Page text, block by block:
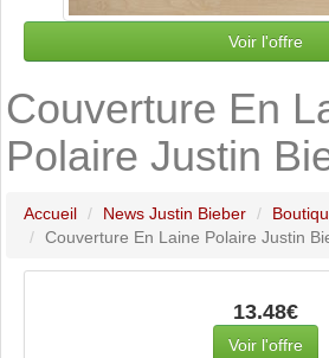
Voir l'offre
Couverture En
Polaire Justin
Accueil News Justin Bieber
Couverture En Laine Polaire Justin
13.48€
Voir l'offre